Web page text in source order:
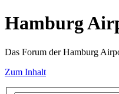
Hamburg
Das Forum der Hamburg
Zum Inhalt